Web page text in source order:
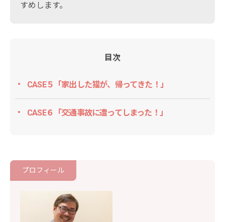
すめします。
目次
CASE５「家出した猫が、帰ってきた！」
CASE６「交通事故に遭ってしまった！」
プロフィール